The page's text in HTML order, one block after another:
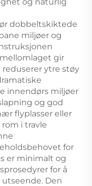
dobbeltskiktede
miljøer og
gir
reduserer ytre støy
innendørs miljøer
og god
flyplasser eller
i travle
for
er minimalt og
for å
Den